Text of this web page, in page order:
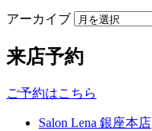
アーカイブ
来店予約
ご予約はこちら
Salon Lena 銀座本店